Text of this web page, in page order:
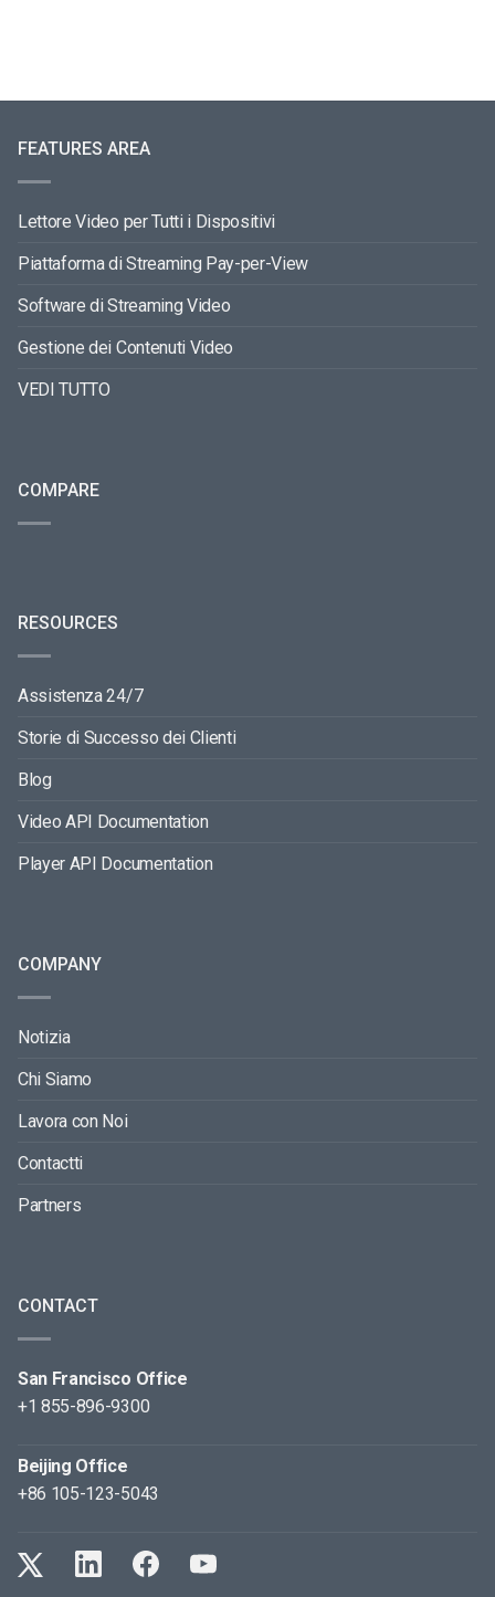
FEATURES AREA
Lettore Video per Tutti i Dispositivi
Piattaforma di Streaming Pay-per-View
Software di Streaming Video
Gestione dei Contenuti Video
VEDI TUTTO
COMPARE
RESOURCES
Assistenza 24/7
Storie di Successo dei Clienti
Blog
Video API Documentation
Player API Documentation
COMPANY
Notizia
Chi Siamo
Lavora con Noi
Contactti
Partners
CONTACT
San Francisco Office
+1 855-896-9300
Beijing Office
+86 105-123-5043